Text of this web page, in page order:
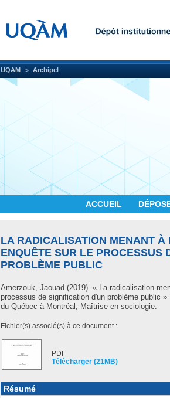
UQAM Archipel
ACCUEIL
LA RADICALISATION MENANT
ENQUÊTE SUR LE PROCESSUS
PROBLÈME PUBLIC
Amerzouk, Jaouad (2019). « La radicalisation
processus de signification d'un problème public
du Québec à Montréal, Maîtrise en sociologie.
Fichier(s) associé(s) à ce document :
PDF
Télécharger (21MB)
Résumé